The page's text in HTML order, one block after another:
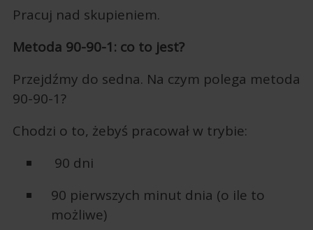
Pracuj nad skupieniem.
Metoda 90-90-1: co to jest?
Przejdźmy do sedna. Na czym polega metoda
90-90-1?
Chodzi o to, żebyś pracował w trybie:
90 dni
90 pierwszych minut dnia (o ile to
możliwe)